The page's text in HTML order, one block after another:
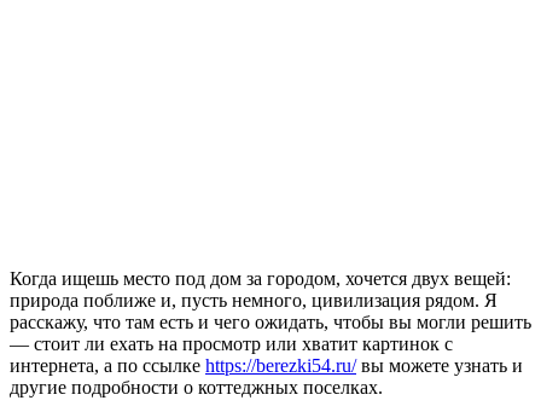
Когда ищешь место под дом за городом, хочется двух вещей:
природа поближе и, пусть немного, цивилизация рядом. Я
расскажу, что там есть и чего ожидать, чтобы вы могли решить
— стоит ли ехать на просмотр или хватит картинок с
интернета, а по ссылке https://berezki54.ru/вы можете узнать и
другие подробности о коттеджных поселках.